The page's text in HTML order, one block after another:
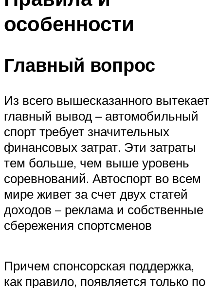
особенности
Главный вопрос
Из всего вышесказанного вытекает
главный вывод – автомобильный
спорт требует значительных
финансовых затрат. Эти затраты
тем больше, чем выше уровень
соревнований. Автоспорт во всем
мире живет за счет двух статей
доходов – реклама и собственные
сбережения спортсменов
Причем спонсорская поддержка,
как правило, появляется только по